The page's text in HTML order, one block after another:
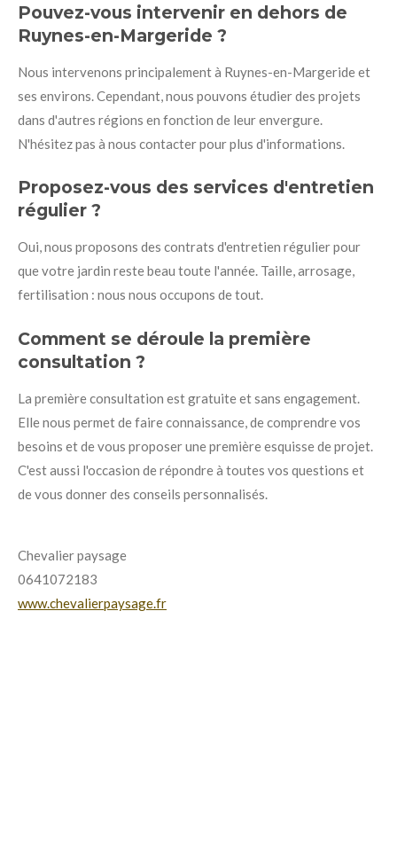
Pouvez-vous intervenir en dehors de
Ruynes-en-Margeride ?
Nous intervenons principalement à Ruynes-en-Margeride et
ses environs. Cependant, nous pouvons étudier des projets
dans d'autres régions en fonction de leur envergure.
N'hésitez pas à nous contacter pour plus d'informations.
Proposez-vous des services d'entretien
régulier ?
Oui, nous proposons des contrats d'entretien régulier pour
que votre jardin reste beau toute l'année. Taille, arrosage,
fertilisation : nous nous occupons de tout.
Comment se déroule la première
consultation ?
La première consultation est gratuite et sans engagement.
Elle nous permet de faire connaissance, de comprendre vos
besoins et de vous proposer une première esquisse de projet.
C'est aussi l'occasion de répondre à toutes vos questions et
de vous donner des conseils personnalisés.
Chevalier paysage
0641072183
www.chevalierpaysage.fr